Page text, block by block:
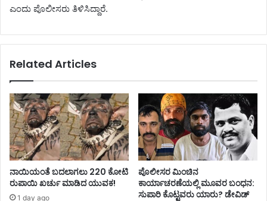
ಎಂದು ಪೊಲೀಸರು ತಿಳಿಸಿದ್ದಾರೆ.
Related Articles
ನಾಯಿಯಂತೆ ಬದಲಾಗಲು 220 ಕೋಟಿ
ರುಪಾಯಿ ಖರ್ಚು ಮಾಡಿದ ಯುವಕ!
1 day ago
ಪೊಲೀಸರ ಮಿಂಚಿನ
ಕಾರ್ಯಾಚರಣೆಯಲ್ಲಿ ಮೂವರ ಬಂಧನ:
ಸುಪಾರಿ ಕೊಟ್ಟವರು ಯಾರು? ಡೇವಿಡ್